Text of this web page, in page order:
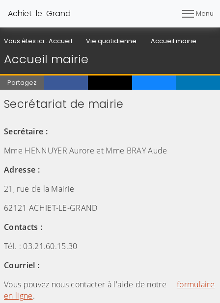
Achiet-le-Grand Menu
Vous êtes ici : Accueil Vie quotidienne Accueil mairie
Accueil mairie
Partagez
Secrétariat de mairie
Secrétaire :
Mme HENNUYER Aurore et Mme BRAY Aude
Adresse :
21, rue de la Mairie
62121 ACHIET-LE-GRAND
Contacts :
Tél. : 03.21.60.15.30
Courriel :
Vous pouvez nous contacter à l'aide de notre
formulaire
en ligne.